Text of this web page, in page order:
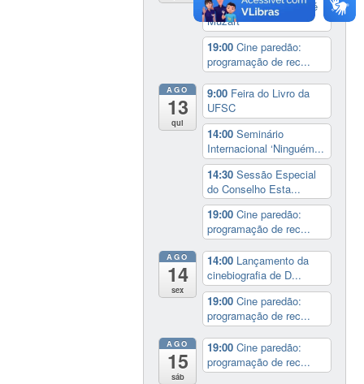
17:00 3º Prêmio Zahidé
Muzart
19:00Cine paredão:
programação de rec...
AGO
13
qui
9:00 Feira do Livro da
UFSC
14:00Seminário
Internacional ‘Ninguém...
14:30Sessão Especial
do Conselho Esta...
19:00Cine paredão:
programação de rec...
AGO
14
sex
14:00 Lançamento da
cinebiografia de D...
19:00Cine paredão:
programação de rec...
AGO
15
sáb
19:00Cine paredão:
programação de rec...